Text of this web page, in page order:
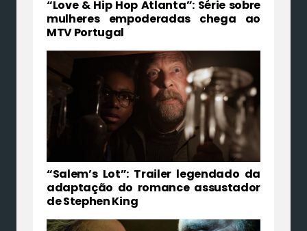
“Love & Hip Hop Atlanta”: Série sobre
mulheres empoderadas chega ao
MTV Portugal
“Salem’s Lot”: Trailer legendado da
adaptação do romance assustador
de Stephen King